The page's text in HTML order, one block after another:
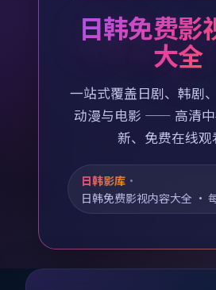
日韩免费影
大全
一站式覆盖日剧、韩剧
动漫与电影 —— 高清
新、免费在线观
日韩影库 ·
日韩免费影视内容大全 ·